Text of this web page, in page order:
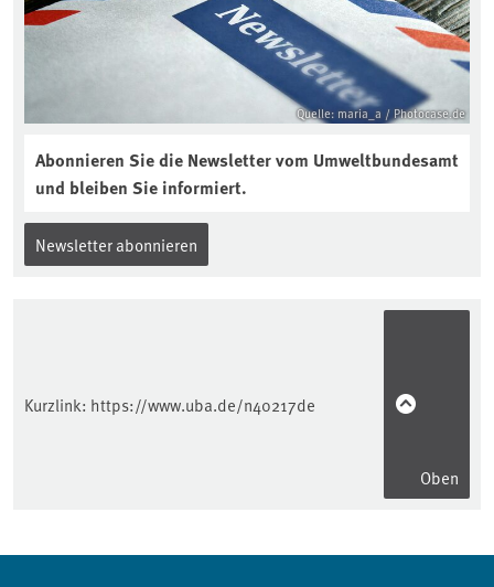
Quelle: maria_a / Photocase.de
Abonnieren Sie die Newsletter vom Umweltbundesamt
und bleiben Sie informiert.
Newsletter abonnieren
Kurzlink: https://www.uba.de/n40217de
Oben